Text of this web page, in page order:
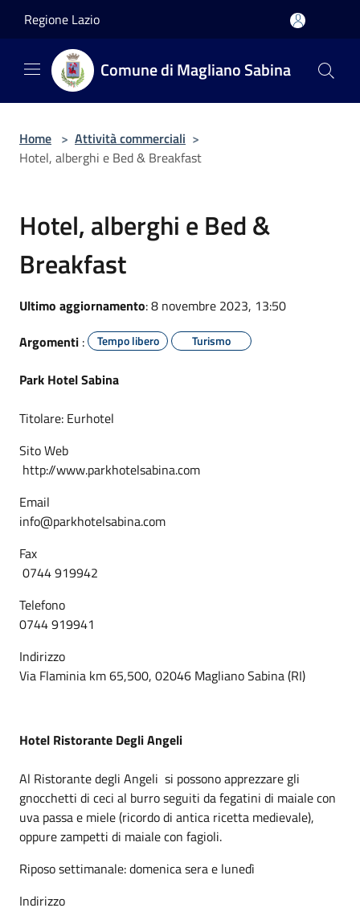
Regione Lazio
Comune di Magliano Sabina
Home > Attività commerciali >
Hotel, alberghi e Bed & Breakfast
Hotel, alberghi e Bed &
Breakfast
Ultimo aggiornamento: 8 novembre 2023, 13:50
Argomenti : Tempo libero Turismo
Park Hotel Sabina
Titolare: Eurhotel
Sito Web
http://www.parkhotelsabina.com
Email
info@parkhotelsabina.com
Fax
0744 919942
Telefono
0744 919941
Indirizzo
Via Flaminia km 65,500, 02046 Magliano Sabina (RI)
Hotel Ristorante Degli Angeli
Al Ristorante degli Angeli si possono apprezzare gli
gnocchetti di ceci al burro seguiti da fegatini di maiale con
uva passa e miele (ricordo di antica ricetta medievale),
oppure zampetti di maiale con fagioli.
Riposo settimanale: domenica sera e lunedì
Indirizzo